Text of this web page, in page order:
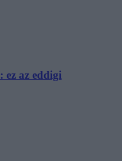
ez az eddigi